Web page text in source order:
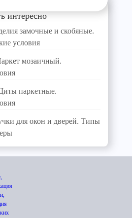
интересно
замочные и скобяные.
условия
мозаичный.
паркетные.
для окон и дверей. Типы